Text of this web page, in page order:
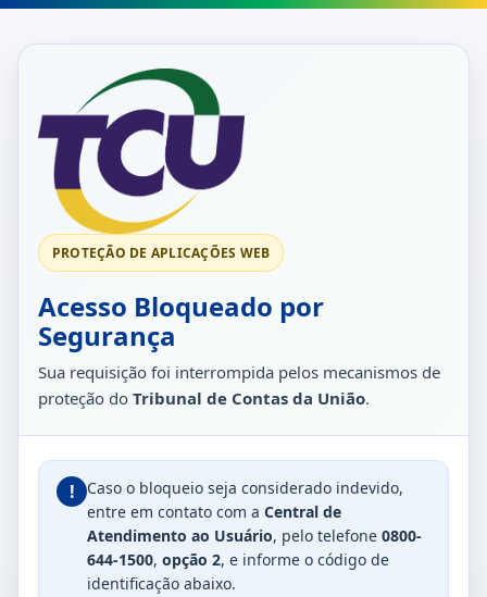
PROTEÇÃO DE APLICAÇÕES WEB
Acesso Bloqueado por
Segurança
Sua requisição foi interrompida pelos mecanismos de
proteção do Tribunal de Contas da União.
!
Caso o bloqueio seja considerado indevido,
entre em contato com a Central de
Atendimento ao Usuário, pelo telefone 0800-
644-1500, opção 2, e informe o código de
identificação abaixo.